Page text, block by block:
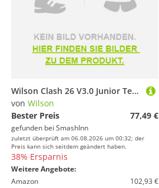
Wilson Clash 26 V3.0 Junior Tennis Racket Silber Kinder
von Wilson
Bester Preis
77,49 €
gefunden bei SmashInn
zuletzt überprüft am 06.08.2026 um 00:32; der
Preis kann sich seitdem geändert haben.
38% Ersparnis
Weitere Angebote:
Amazon
102,93 €